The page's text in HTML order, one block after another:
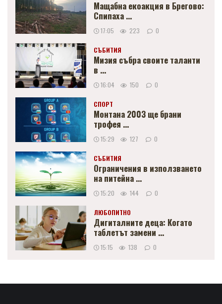
Мащабна екоакция в Брегово:
Спипаха ...
17:05 223 0
СЪБИТИЯ
Мизия събра своите таланти
в ...
16:04 150 0
СПОРТ
Монтана 2003 ще брани
трофея ...
15:29 127 0
СЪБИТИЯ
Ограничения в използването
на питейна ...
15:20 144 0
ЛЮБОПИТНО
Дигиталните деца: Когато
таблетът замени ...
15:15 138 0